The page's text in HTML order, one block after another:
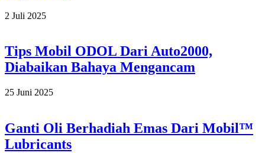
2025-
2 Juli 2025
Tips Mobil ODOL Dari Auto2000,
Diabaikan Bahaya Mengancam
2025-
25 Juni 2025
Ganti Oli Berhadiah Emas Dari Mobil™
Lubricants